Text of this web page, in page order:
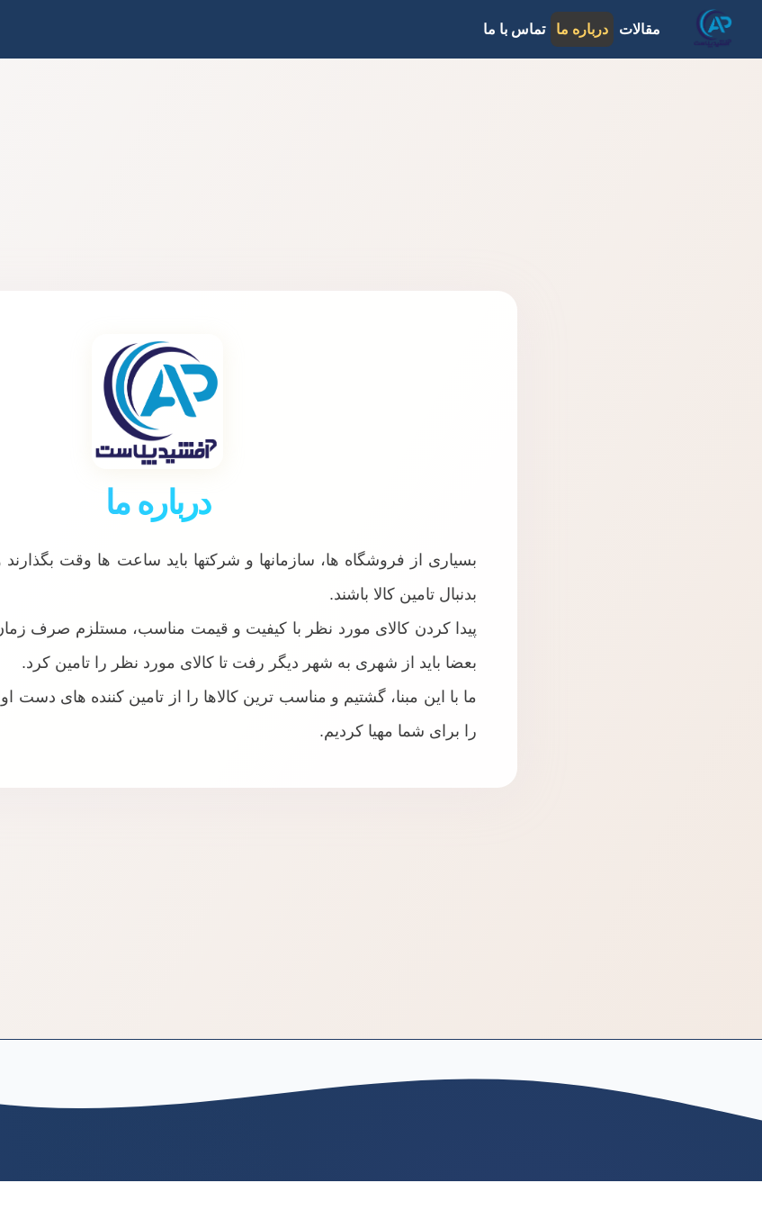
مقالات درباره ما تماس با ما
درباره ما
بسیاری از فروشگاه ها، سازمانها و شرکتها باید ساعت ها وقت
بدنبال تامین کالا باشند.
پیدا کردن کالای مورد نظر با کیفیت و قیمت مناسب، مستلزم صرف
بعضا باید از شهری به شهر دیگر رفت تا کالای مورد نظر را تامین کرد.
ما با این مبنا، گشتیم و مناسب ترین کالاها را از تامین کننده های دست
را برای شما مهیا کردیم.